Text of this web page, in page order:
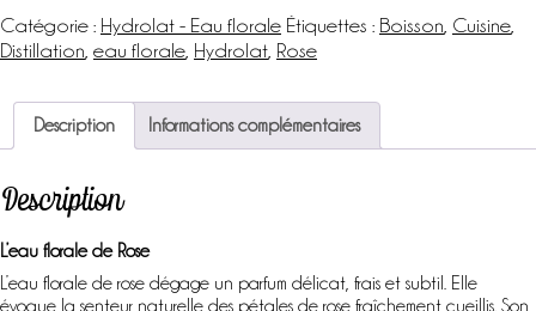
Eau
florale
Catégorie : Hydrolat - Eau florale Étiquettes : Boisson Cuisine
Distillation eau florale Hydrolat Rose
Description Informations complémentaires
Description
L’eau florale de Rose
L’eau florale de rose dégage un parfum délicat, frais et subtil. Elle
évoque la senteur naturelle des pétales de rose fraîchement cueillis. Son
Se connecter